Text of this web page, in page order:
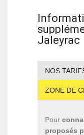
Jaleyrac
NOS
ZONE DE
Pour
proposés